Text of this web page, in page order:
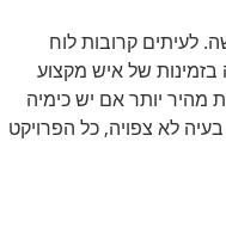
לעיתים קרובות לוח
בזמינות של איש מקצוע
מהיר יותר אם יש כימיה
לא צפויה, כל הפרויקט